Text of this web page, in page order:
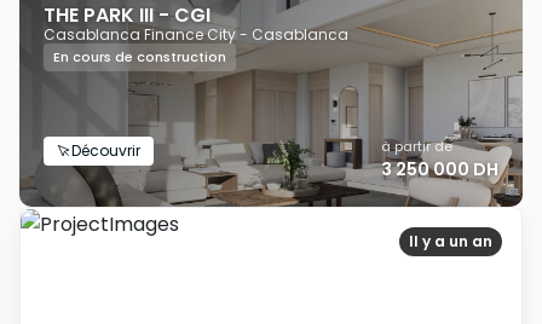
THE PARK III - CGI
Casablanca Finance City - Casablanca
En cours de construction
Découvrir à partir de
3 250 000 DH
Il y a un an